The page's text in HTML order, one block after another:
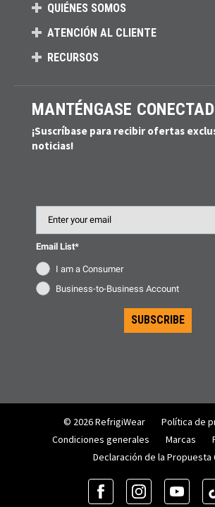
QUIÉNES SOMOS
ATENCIÓN AL CLIENTE
RECURSOS
MANTÉNGASE
¡Suscríbase para recibir ofertas
noticias!
Email List*
I am a Consumer
Business-to-Business Account
SUBSCRIBE
© 2026 RefrigiWear
Política de
Condiciones generales
Marcas
Declaración de la Propuesta